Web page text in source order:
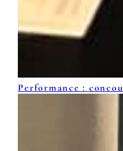
Performance :